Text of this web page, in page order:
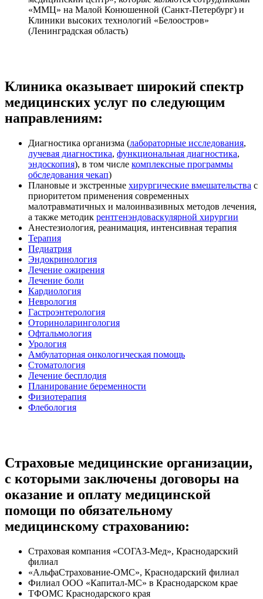
«ММЦ» на Малой Конюшенной (Санкт-Петербург) и
Клиники высоких технологий «Белоостров»
(Ленинградская область)
Клиника оказывает широкий спектр
медицинских услуг по следующим
направлениям:
Диагностика организма (лабораторные исследования,
лучевая диагностика, функциональная диагностика,
эндоскопия), в том числе комплексные программы
обследования чекап)
Плановые и экстренные хирургические вмешательства с
приоритетом применения современных
малотравматичных и малоинвазивных методов лечения,
а также методик рентгенэндоваскулярной хирургии
Анестезиология, реанимация, интенсивная терапия
Терапия
Педиатрия
Эндокринология
Лечение ожирения
Лечение боли
Кардиология
Неврология
Гастроэнтерология
Оториноларингология
Офтальмология
Урология
Амбулаторная онкологическая помощь
Стоматология
Лечение бесплодия
Планирование беременности
Физиотерапия
Флебология
Страховые медицинские организации,
с которыми заключены договоры на
оказание и оплату медицинской
помощи по обязательному
медицинскому страхованию:
Страховая компания «СОГАЗ-Мед», Краснодарский
филиал
«АльфаСтрахование-ОМС», Краснодарский филиал
Филиал ООО «Капитал-МС» в Краснодарском крае
ТФОМС Краснодарского края